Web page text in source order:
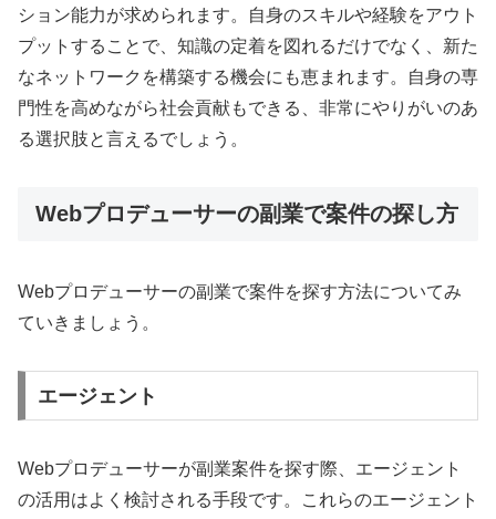
ション能力が求められます。自身のスキルや経験をアウト
プットすることで、知識の定着を図れるだけでなく、新た
なネットワークを構築する機会にも恵まれます。自身の専
門性を高めながら社会貢献もできる、非常にやりがいのあ
る選択肢と言えるでしょう。
Webプロデューサーの副業で案件の探し方
Webプロデューサーの副業で案件を探す方法についてみ
ていきましょう。
エージェント
Webプロデューサーが副業案件を探す際、エージェント
の活用はよく検討される手段です。これらのエージェント